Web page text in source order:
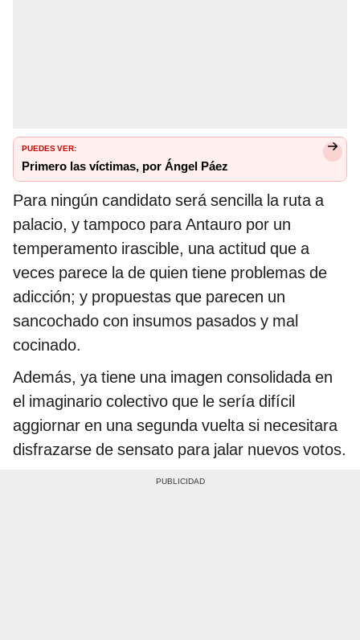
PUEDES VER:
Primero las víctimas, por Ángel Páez
Para ningún candidato será sencilla la ruta a
palacio, y tampoco para Antauro por un
temperamento irascible, una actitud que a
veces parece la de quien tiene problemas de
adicción; y propuestas que parecen un
sancochado con insumos pasados y mal
cocinado.
Además, ya tiene una imagen consolidada en
el imaginario colectivo que le sería difícil
aggiornar en una segunda vuelta si necesitara
disfrazarse de sensato para jalar nuevos votos.